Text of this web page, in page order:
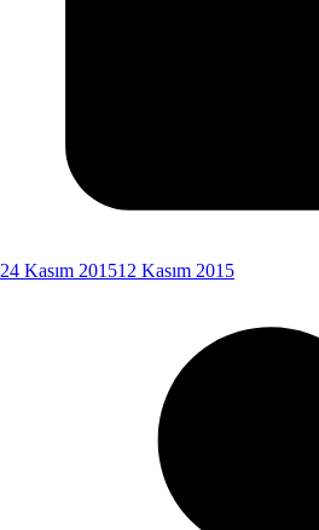
24 Kasım 201512 Kasım 2015